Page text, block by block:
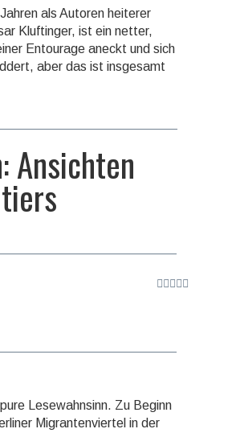
als Autoren heiterer
Kluftin­ger, ist ein netter,
Entourage aneckt und sich
aber das ist insgesamt
Ansichten
Lesewahnsinn. Zu Beginn
Migrantenviertel in der